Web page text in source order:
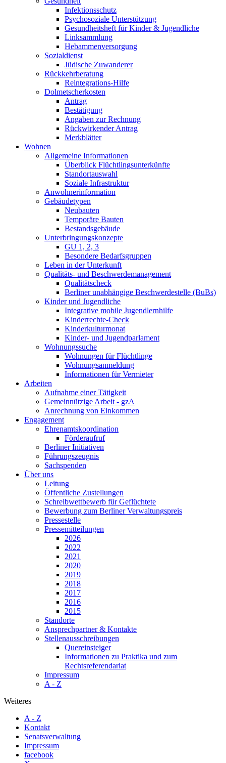
Infektionsschutz
Psychosoziale Unterstützung
Gesundheitsheft für Kinder & Jugendliche
Linksammlung
Hebammen­versorgung
Sozialdienst
Jüdische Zuwanderer
Rückkehr­beratung
Reintegrations-Hilfe
Dolmetscher­kosten
Antrag
Bestätigung
Angaben zur Rechnung
Rückwirkender Antrag
Merkblätter
Wohnen
Allgemeine Informationen
Überblick Flüchtlings­unterkünfte
Standortauswahl
Soziale Infrastruktur
Anwohner­information
Gebäudetypen
Neubauten
Temporäre Bauten
Bestandsgebäude
Unterbringungs­konzepte
GU 1, 2, 3
Besondere Bedarfsgruppen
Leben in der Unterkunft
Qualitäts- und Beschwerde­management
Qualitätscheck
Berliner unabhängige Beschwerdestelle (BuBs)
Kinder und Jugendliche
Integrative mobile Jugendlernhilfe
Kinderrechte-Check
Kinderkulturmonat
Kinder- und Jugendparlament
Wohnungssuche
Wohnungen für Flüchtlinge
Wohnungs­anmeldung
Informationen für Vermieter
Arbeiten
Aufnahme einer Tätigkeit
Gemeinnützige Arbeit - gzA
Anrechnung von Einkommen
Engagement
Ehrenamts­koordination
Förderaufruf
Berliner Initiativen
Führungszeugnis
Sachspenden
Über uns
Leitung
Öffentliche Zustellungen
Schreibwettbewerb für Geflüchtete
Bewerbung zum Berliner Verwaltungspreis
Pressestelle
Presse­mitteilungen
2026
2022
2021
2020
2019
2018
2017
2016
2015
Standorte
Ansprechpartner & Kontakte
Stellen­ausschreibungen
Quereinsteiger
Informationen zu Praktika und zum
Rechtsreferendariat
Impressum
A - Z
Weiteres
A - Z
Kontakt
Senatsverwaltung
Impressum
facebook